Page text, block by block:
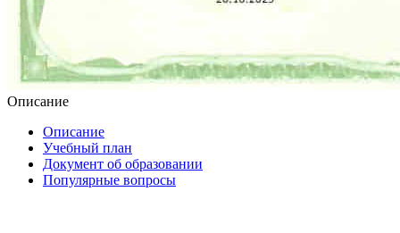
Описание
Описание
Учебный план
Документ об образовании
Популярные вопросы